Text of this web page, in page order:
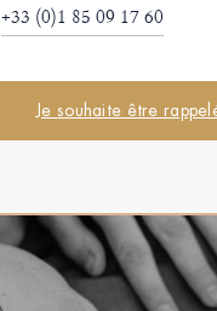
+33 (0)1 85 09 17 60
Je souhaite être